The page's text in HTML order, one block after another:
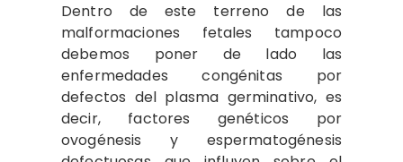
Dentro de este terreno de las
malformaciones fetales tampoco
debemos poner de lado las
enfermedades congénitas por
defectos del plasma germinativo, es
decir, factores genéticos por
ovogénesis y espermatogénesis